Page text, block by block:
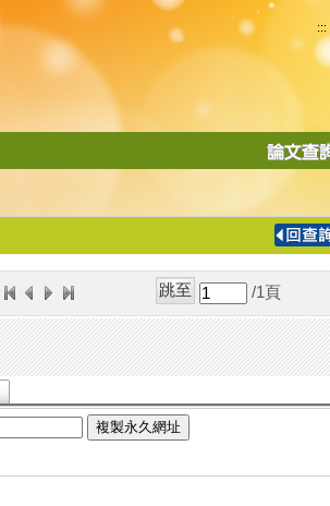
:::
導
/1 頁
複製永久網址